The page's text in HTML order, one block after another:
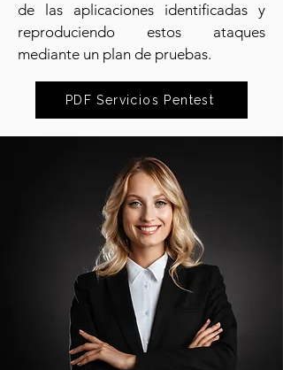
de las aplicaciones identificadas y
reproduciendo estos ataques
mediante un plan de pruebas.
PDF Servicios Pentest